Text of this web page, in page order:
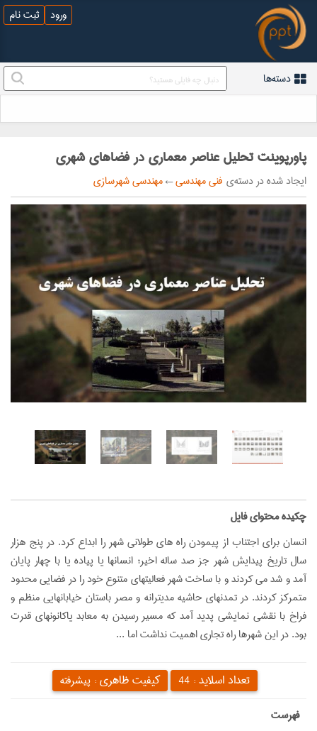
ورود ثبت نام
دسته‌ها
پاورپوینت تحلیل عناصر معماری در فضاهای شهری
ایجاد شده در دسته‌ی فنی مهندسی←مهندسی شهرسازی
‌چکیده محتوای فایل
انسان برای اجتناب از پیمودن راه های طولانی شهر را ابداع کرد. در پنج هزار
سال تاریخ پیدایش شهر جز صد ساله اخیر؛ انسانها یا پیاده یا با چهار پایان
آمد و شد می کردند و با ساخت شهر فعالیتهای متنوع خود را در فضایی محدود
متمرکز کردند. در تمدنهای حاشیه مدیترانه و مصر باستان خيابانهایی منظم و
فراخ با نقشی نمایشی پدید آمد که مسیر رسیدن به معابد یاکانونهای قدرت
بود. در این شهرها راه تجاری اهمیت نداشت اما ...
کیفیت ظاهری : پیشرفته تعداد اسلاید : 44
‌فهرست